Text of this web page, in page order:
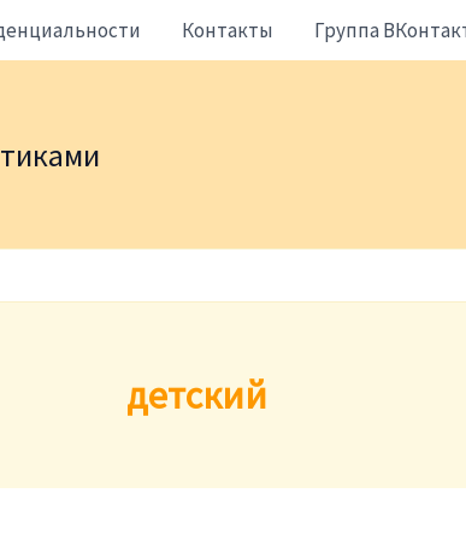
Контакты Группа
детский